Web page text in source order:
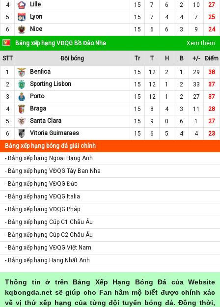
4
Lille 15 7 6 2 10
27
5
Lyon 15 7 4 4 7
25
6
Nice 15 6 6 3 9
24
Bảng xếp hạng VĐQG Bồ Đào Nha
Xem thêm
STT Đội bóng Tr T H B +/-
Điểm
1
Benfica 15 12 2 1 29
38
2
Sporting Lisbon 15 12 1 2 33
37
3
Porto 15 12 1 2 27
37
4
Braga 15 8 4 3 11
28
5
Santa Clara 15 9 0 6 1
27
6
Vitoria Guimaraes 15 6 5 4 4
23
Bảng xếp hạng bóng đá giải chính
- Bảng xếp hạng Ngoại Hạng Anh
- Bảng xếp hạng VĐQG Tây Ban Nha
- Bảng xếp hạng VĐQG Đức
- Bảng xếp hạng VĐQG Italia
- Bảng xếp hạng VĐQG Pháp
- Bảng xếp hạng Cúp C1 Châu Âu
- Bảng xếp hạng Cúp C2 Châu Âu
- Bảng xếp hạng VĐQG Việt Nam
- Bảng xếp hạng Hạng Nhất Anh
Thông tin ở trên Bảng Xếp Hạng Bóng Đá của Website
kqbongda.net sẽ giúp cho Fan hâm mộ biết được chính xác
về vị thứ xếp hạng của từng đội tuyển bóng đá. Đồng thời,